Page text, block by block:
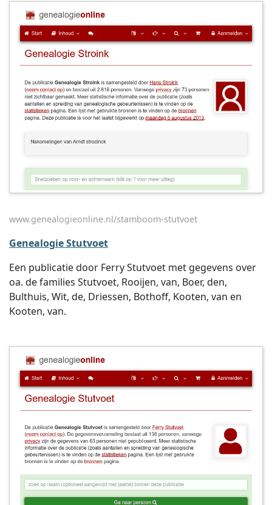
www.genealogieonline.nl/stamboom-stutvoet
Genealogie Stutvoet
Een publicatie door Ferry Stutvoet met gegevens over
oa. de families Stutvoet, Rooijen, van, Boer, den,
Bulthuis, Wit, de, Driessen, Bothoff, Kooten, van en
Kooten, van.